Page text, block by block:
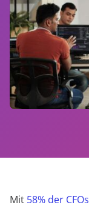
Mit 58% der CFOs